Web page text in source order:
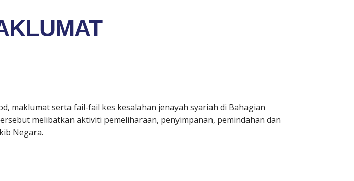
maklumat serta fail-fail kes kesalahan jenayah syariah di Bahagian
melibatkan aktiviti pemeliharaan, penyimpanan, pemindahan dan
Negara.